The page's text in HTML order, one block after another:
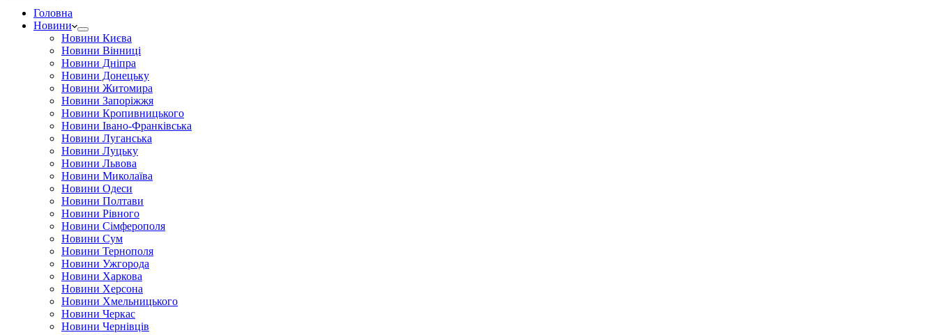
Головна
Новини
Новини Києва
Новини Вінниці
Новини Дніпра
Новини Донецьку
Новини Житомира
Новини Запоріжжя
Новини Кропивницького
Новини Івано-Франківська
Новини Луганська
Новини Луцьку
Новини Львова
Новини Миколаїва
Новини Одеси
Новини Полтави
Новини Рівного
Новини Сімферополя
Новини Сум
Новини Тернополя
Новини Ужгорода
Новини Харкова
Новини Херсона
Новини Хмельницького
Новини Черкас
Новини Чернівців